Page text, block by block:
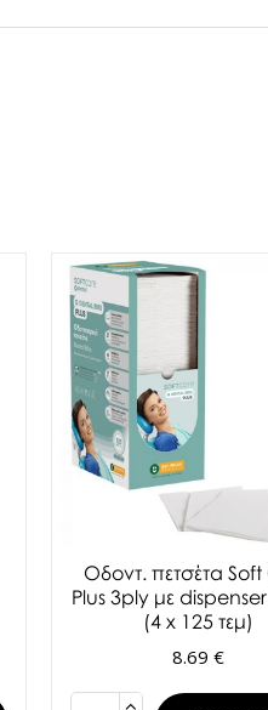
Oδοντ. πετσέτα
Plus 3ply με
(4 x 125 τεμ)
8.69 €